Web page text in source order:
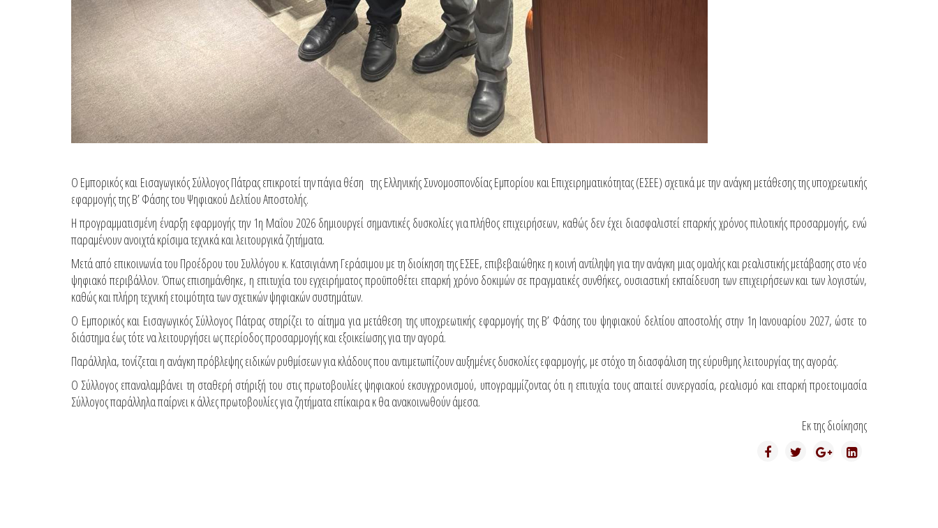
Ο Εμπορικός και Εισαγωγικός Σύλλογος Πάτρας επικροτεί την πάγια θέση της Ελληνικής Συνομοσπονδίας Εμπορίου και Επιχειρηματικότητας (ΕΣΕΕ) σχετικά με την ανάγκη μετάθεσης της υποχρεωτικής
εφαρμογής της Β’ Φάσης του Ψηφιακού Δελτίου Αποστολής.
Η προγραμματισμένη έναρξη εφαρμογής την 1η Μαΐου 2026 δημιουργεί σημαντικές δυσκολίες για πλήθος επιχειρήσεων, καθώς δεν έχει διασφαλιστεί επαρκής χρόνος πιλοτικής προσαρμογής, ενώ
παραμένουν ανοιχτά κρίσιμα τεχνικά και λειτουργικά ζητήματα.
Μετά από επικοινωνία του Προέδρου του Συλλόγου κ. Κατσιγιάννη Γεράσιμου με τη διοίκηση της ΕΣΕΕ, επιβεβαιώθηκε η κοινή αντίληψη για την ανάγκη μιας ομαλής και ρεαλιστικής μετάβασης στο νέο
ψηφιακό περιβάλλον. Όπως επισημάνθηκε, η επιτυχία του εγχειρήματος προϋποθέτει επαρκή χρόνο δοκιμών σε πραγματικές συνθήκες, ουσιαστική εκπαίδευση των επιχειρήσεων και των λογιστών,
καθώς και πλήρη τεχνική ετοιμότητα των σχετικών ψηφιακών συστημάτων.
Ο Εμπορικός και Εισαγωγικός Σύλλογος Πάτρας στηρίζει το αίτημα για μετάθεση της υποχρεωτικής εφαρμογής της Β’ Φάσης του ψηφιακού δελτίου αποστολής στην 1η Ιανουαρίου 2027, ώστε το
διάστημα έως τότε να λειτουργήσει ως περίοδος προσαρμογής και εξοικείωσης για την αγορά.
Παράλληλα, τονίζεται η ανάγκη πρόβλεψης ειδικών ρυθμίσεων για κλάδους που αντιμετωπίζουν αυξημένες δυσκολίες εφαρμογής, με στόχο τη διασφάλιση της εύρυθμης λειτουργίας της αγοράς.
Ο Σύλλογος επαναλαμβάνει τη σταθερή στήριξή του στις πρωτοβουλίες ψηφιακού εκσυγχρονισμού, υπογραμμίζοντας ότι η επιτυχία τους απαιτεί συνεργασία, ρεαλισμό και επαρκή προετοιμασία
Σύλλογος παράλληλα παίρνει κ άλλες πρωτοβουλίες για ζητήματα επίκαιρα κ θα ανακοινωθούν άμεσα.
Εκ της διοίκησης